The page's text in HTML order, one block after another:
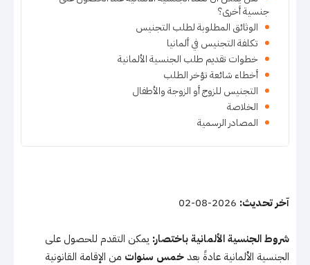
جنسية أخرى؟
الوثائق المطلوبة لطلب التجنيس
تكلفة التجنيس في ألمانيا
خطوات تقديم طلب الجنسية الألمانية
أخطاء شائعة تؤخر الطلب
التجنيس للزوج أو الزوجة والأطفال
الخلاصة
المصادر الرسمية
آخر تحديث:
شروط الجنسية الألمانية باختصار: يمكن التقدم للحصول على
الجنسية الألمانية عادةً بعد خمس سنوات من الإقامة القانونية